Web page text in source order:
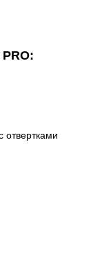
отвертками